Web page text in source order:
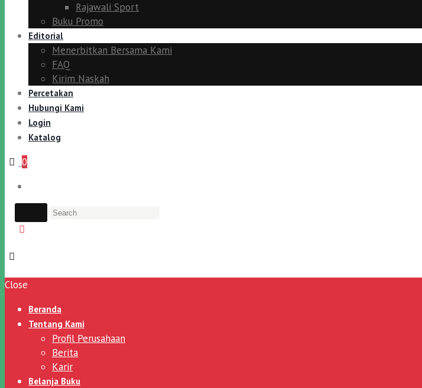
Rajawali Sport
Buku Promo
Editorial
Menerbitkan Bersama Kami
FAQ
Kirim Naskah
Percetakan
Hubungi Kami
Login
Katalog
0
Close
Beranda
Tentang Kami
Profil Perusahaan
Berita
Karir
Belanja Buku